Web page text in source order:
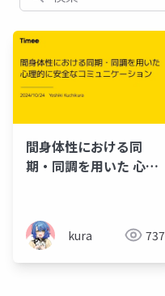
間身体性における同
期・同調を用いた 心理
kura 737